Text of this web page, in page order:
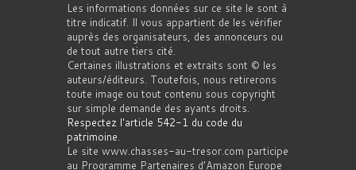
Les informations données sur ce site le sont à
titre indicatif. Il vous appartient de les vérifier
auprès des organisateurs, des annonceurs ou
de tout autre tiers cité.
Certaines illustrations et extraits sont © les
auteurs/éditeurs. Toutefois, nous retirerons
toute image ou tout contenu sous copyright
sur simple demande des ayants droits.
Respectez l'article 542-1 du code du
patrimoine.
Le site www.chasses-au-tresor.com participe
au Programme Partenaires d’Amazon Europe